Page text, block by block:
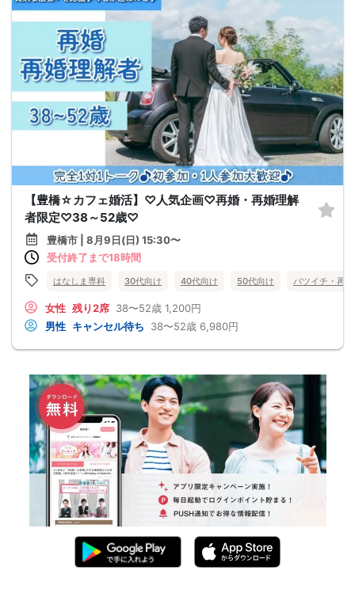
【豊橋☆カフェ婚活】♡人気企画♡再婚・再婚理解
者限定♡38～52歳♡
豊橋市 | 8月9日(日) 15:30〜
受付終了まで18時間
はなしま専科 30代向け 40代向け 50代向け バツイチ・再婚
女性 残り2席 38〜52歳 1,200円
男性 キャンセル待ち 38〜52歳 6,980円